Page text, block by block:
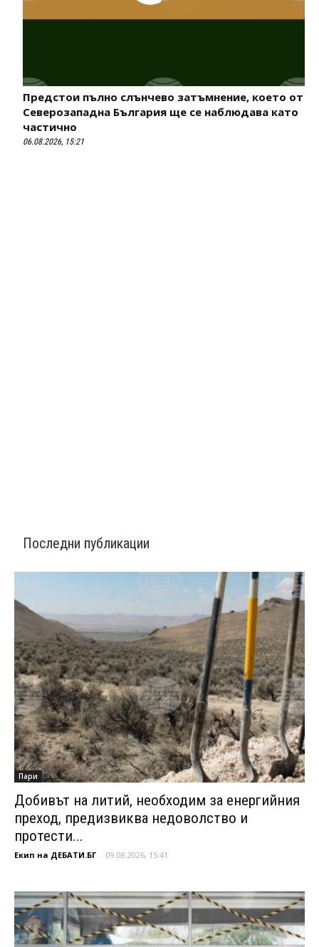
Предстои пълно слънчево затъмнение, което от
Северозападна България ще се наблюдава като
частично
06.08.2026, 15:21
Последни публикации
Пари
Добивът на литий, необходим за енергийния
преход, предизвиква недоволство и
протести...
Екип на ДЕБАТИ.БГ - 09.08.2026, 15:41